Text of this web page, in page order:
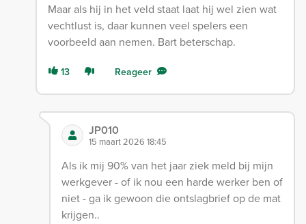
Maar als hij in het veld staat laat hij wel zien wat
vechtlust is, daar kunnen veel spelers een
voorbeeld aan nemen. Bart beterschap.
13 Reageer
JP010
15 maart 2026 18:45
Als ik mij 90% van het jaar ziek meld bij mijn
werkgever - of ik nou een harde werker ben of
niet - ga ik gewoon die ontslagbrief op de mat
krijgen..